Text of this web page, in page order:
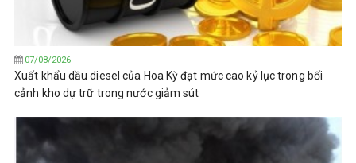
07/08/2026
Xuất khẩu dầu diesel của Hoa Kỳ đạt mức cao kỷ lục trong bối
cảnh kho dự trữ trong nước giảm sút